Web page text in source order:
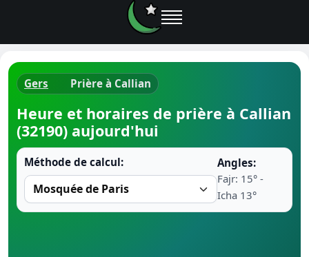
Horaires
Ramadan
Gers Prière à Callian
Heure et horaires de prière à Callian
(32190) aujourd'hui
Méthode de calcul:
Angles:
Fajr: 15° -
Icha 13°